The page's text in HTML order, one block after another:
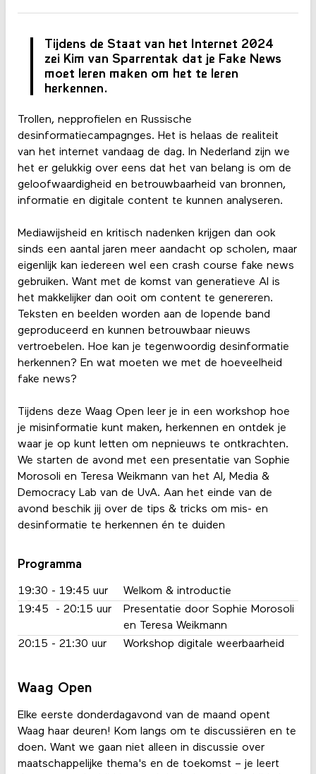
Tijdens de Staat van het Internet 2024
zei Kim van Sparrentak dat je Fake News
moet leren maken om het te leren
herkennen.
Trollen, nepprofielen en Russische
desinformatiecampagnges. Het is helaas de realiteit
van het internet vandaag de dag. In Nederland zijn we
het er gelukkig over eens dat het van belang is om de
geloofwaardigheid en betrouwbaarheid van bronnen,
informatie en digitale content te kunnen analyseren.
Mediawijsheid en kritisch nadenken krijgen dan ook
sinds een aantal jaren meer aandacht op scholen, maar
eigenlijk kan iedereen wel een crash course fake news
gebruiken. Want met de komst van generatieve AI is
het makkelijker dan ooit om content te genereren.
Teksten en beelden worden aan de lopende band
geproduceerd en kunnen betrouwbaar nieuws
vertroebelen. Hoe kan je tegenwoordig desinformatie
herkennen? En wat moeten we met de hoeveelheid
fake news?
Tijdens deze Waag Open leer je in een workshop hoe
je misinformatie kunt maken, herkennen en ontdek je
waar je op kunt letten om nepnieuws te ontkrachten.
We starten de avond met een presentatie van Sophie
Morosoli en Teresa Weikmann van het AI, Media &
Democracy Lab van de UvA. Aan het einde van de
avond beschik jij over de tips & tricks om mis- en
desinformatie te herkennen én te duiden
Programma
19:30 - 19:45 uur
Welkom & introductie
19:45 - 20:15 uur
Presentatie door Sophie Morosoli
en Teresa Weikmann
20:15 - 21:30 uur
Workshop digitale weerbaarheid
Waag Open
Elke eerste donderdagavond van de maand opent
Waag haar deuren! Kom langs om te discussiëren en te
doen. Want we gaan niet alleen in discussie over
maatschappelijke thema's en de toekomst – je leert